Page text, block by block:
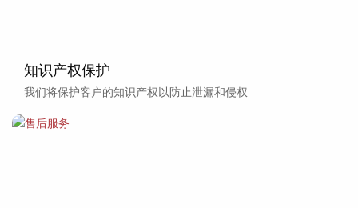
知识产权保护
我们将保护客户的知识产权以防止泄漏和侵权